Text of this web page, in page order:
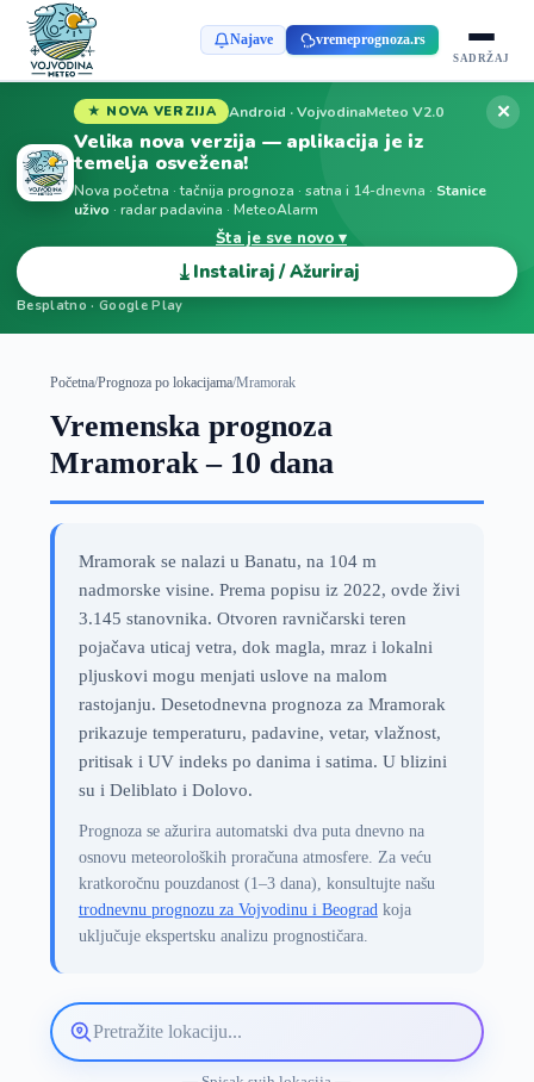
Najave vremeprognoza.rs
SADRŽAJ
★ NOVA VERZIJA Android · VojvodinaMeteo V2.0
Velika nova verzija — aplikacija je iz
temelja osvežena!
Nova početna · tačnija prognoza · satna i 14-dnevna · Stanice
uživo · radar padavina · MeteoAlarm
Šta je sve novo ▾
⤓ Instaliraj / Ažuriraj
Besplatno · Google Play
✕
Početna/Prognoza po lokacijama/Mramorak
Vremenska prognoza
Mramorak – 10 dana
Mramorak se nalazi u Banatu, na 104 m
nadmorske visine. Prema popisu iz 2022, ovde živi
3.145 stanovnika. Otvoren ravničarski teren
pojačava uticaj vetra, dok magla, mraz i lokalni
pljuskovi mogu menjati uslove na malom
rastojanju. Desetodnevna prognoza za Mramorak
prikazuje temperaturu, padavine, vetar, vlažnost,
pritisak i UV indeks po danima i satima. U blizini
su i Deliblato i Dolovo.
Prognoza se ažurira automatski dva puta dnevno na
osnovu meteoroloških proračuna atmosfere. Za veću
kratkoročnu pouzdanost (1–3 dana), konsultujte našu
trodnevnu prognozu za Vojvodinu i Beogradkoja
uključuje ekspertsku analizu prognostičara.
Pretražite
lokaciju